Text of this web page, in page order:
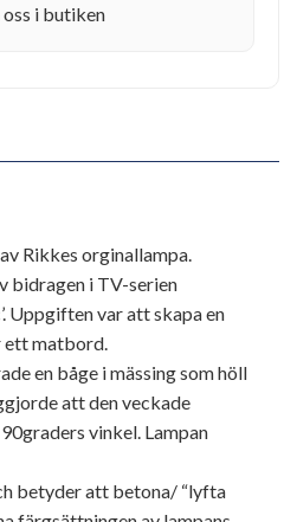
i butiken
Rikkes orginallampa.
bidragen i TV-serien
Uppgiften var att skapa en
ett matbord.
en båge i mässing som höll
att den veckade
vinkel. Lampan
betyder att betona/ “lyfta